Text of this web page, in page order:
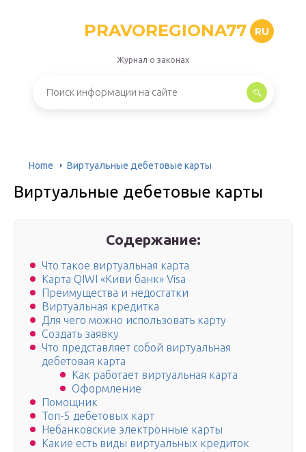
PRAVOREGIONA77 RU
Журнал о законах
Home Виртуальные дебетовые карты
Виртуальные дебетовые карты
Содержание:
Что такое виртуальная карта
Карта QIWI «Киви банк» Visa
Преимущества и недостатки
Виртуальная кредитка
Для чего можно использовать карту
Создать заявку
Что представляет собой виртуальная
дебетовая карта
Как работает виртуальная карта
Оформление
Помощник
Топ-5 дебетовых карт
Небанковские электронные карты
Какие есть виды виртуальных кредиток